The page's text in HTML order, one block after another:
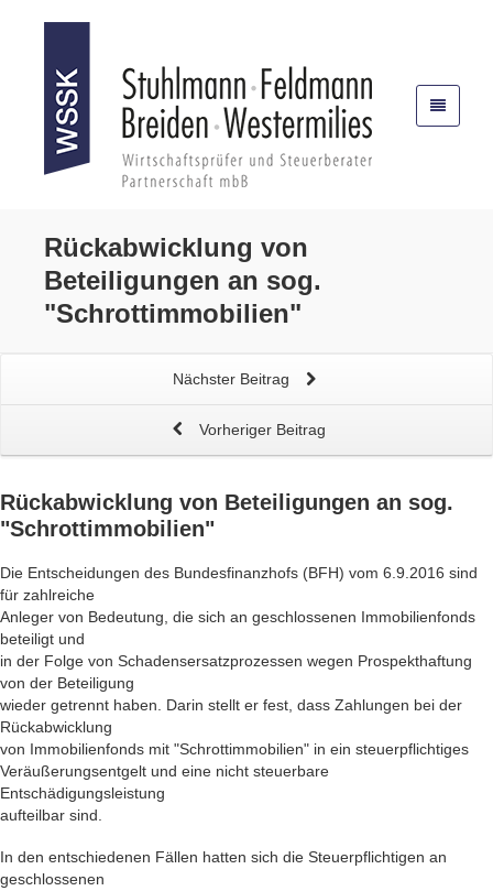
Rückabwicklung von
Beteiligungen an sog.
"Schrottimmobilien"
Nächster Beitrag
Vorheriger Beitrag
Rückabwicklung von Beteiligungen an sog.
"Schrottimmobilien"
Die Entscheidungen des Bundesfinanzhofs (BFH) vom 6.9.2016 sind
für zahlreiche
Anleger von Bedeutung, die sich an geschlossenen Immobilienfonds
beteiligt und
in der Folge von Schadensersatzprozessen wegen Prospekthaftung
von der Beteiligung
wieder getrennt haben. Darin stellt er fest, dass Zahlungen bei der
Rückabwicklung
von Immobilienfonds mit "Schrottimmobilien" in ein steuerpflichtiges
Veräußerungsentgelt und eine nicht steuerbare
Entschädigungsleistung
aufteilbar sind.
In den entschiedenen Fällen hatten sich die Steuerpflichtigen an
geschlossenen